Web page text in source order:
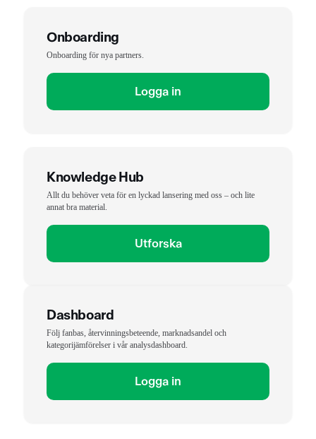
Onboarding
Onboarding för nya partners.
Logga in
Knowledge Hub
Allt du behöver veta för en lyckad lansering med oss – och lite
annat bra material.
Utforska
Dashboard
Följ fanbas, återvinningsbeteende, marknadsandel och
kategorijämförelser i vår analysdashboard.
Logga in